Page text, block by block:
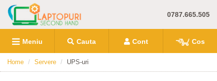
0787.665.505
Meniu Cauta Cont Cos
Home Servere UPS-uri